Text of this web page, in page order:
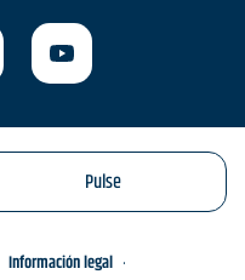
Pulse
Información legal